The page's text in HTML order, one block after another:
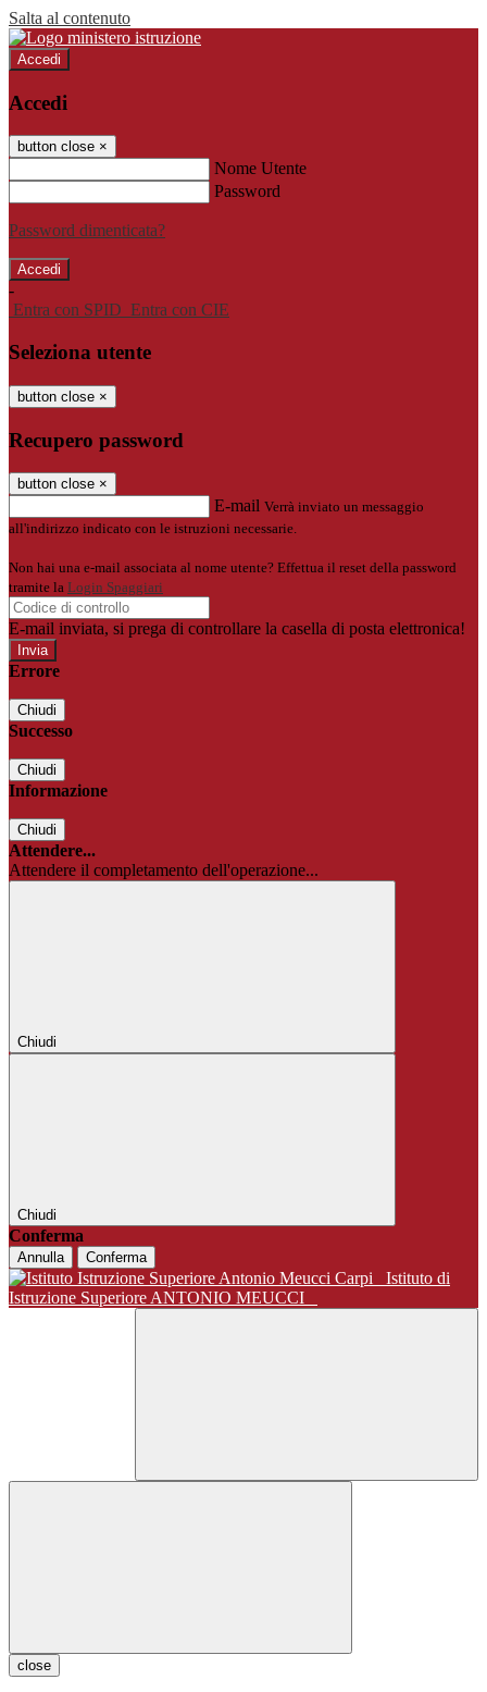
Salta al contenuto
Accedi
Accedi
button close ×
Nome Utente
Password
Password dimenticata?
-
Entra con SPID Entra con CIE
Seleziona utente
button close ×
Recupero password
button close ×
E-mail Verrà inviato un messaggio
all'indirizzo indicato con le istruzioni necessarie.
Non hai una e-mail associata al nome utente? Effettua il reset della password
tramite la Login Spaggiari
E-mail inviata, si prega di controllare la casella di posta elettronica!
Errore
Chiudi
Successo
Chiudi
Informazione
Chiudi
Attendere...
Attendere il completamento dell'operazione...
Chiudi
Chiudi
Conferma
Annulla Conferma
Istituto di
Istruzione Superiore ANTONIO MEUCCI
close